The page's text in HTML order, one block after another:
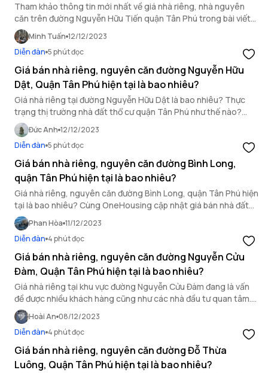
Tham khảo thông tin mới nhất về giá nhà riêng, nhà nguyên
căn trên đường Nguyễn Hữu Tiến quận Tân Phú trong bài viết
dưới đây.
Minh Tuấn 12/12/2023
Diễn đàn 5 phút đọc
Giá bán nhà riêng, nguyên căn đường Nguyễn Hữu
Dật, Quận Tân Phú hiện tại là bao nhiêu?
Giá nhà riêng tại đường Nguyễn Hữu Dật là bao nhiêu? Thực
trạng thị trường nhà đất thổ cư quận Tân Phú như thế nào?
Cùng tham khảo bài viết dưới đây nhé.
Đức Anh 12/12/2023
Diễn đàn 5 phút đọc
Giá bán nhà riêng, nguyên căn đường Bình Long,
quận Tân Phú hiện tại là bao nhiêu?
Giá nhà riêng, nguyên căn đường Bình Long, quận Tân Phú hiện
tại là bao nhiêu? Cùng OneHousing cập nhật giá bán nhà đất
thổ cư quận Tân Phú qua bài viết sau.
Phan Hòa 11/12/2023
Diễn đàn 4 phút đọc
Giá bán nhà riêng, nguyên căn đường Nguyễn Cửu
Đàm, Quận Tân Phú hiện tại là bao nhiêu?
Giá nhà riêng tại khu vực đường Nguyễn Cửu Đàm đang là vấn
đề được nhiều khách hàng cũng như các nhà đầu tư quan tâm.
Cùng OneHousing tìm hiểu giá nhà riêng tại khu vực này trong
bài viết dưới đây.
Hoài An 08/12/2023
Diễn đàn 4 phút đọc
Giá bán nhà riêng, nguyên căn đường Đỗ Thừa
Luông, Quận Tân Phú hiện tại là bao nhiêu?